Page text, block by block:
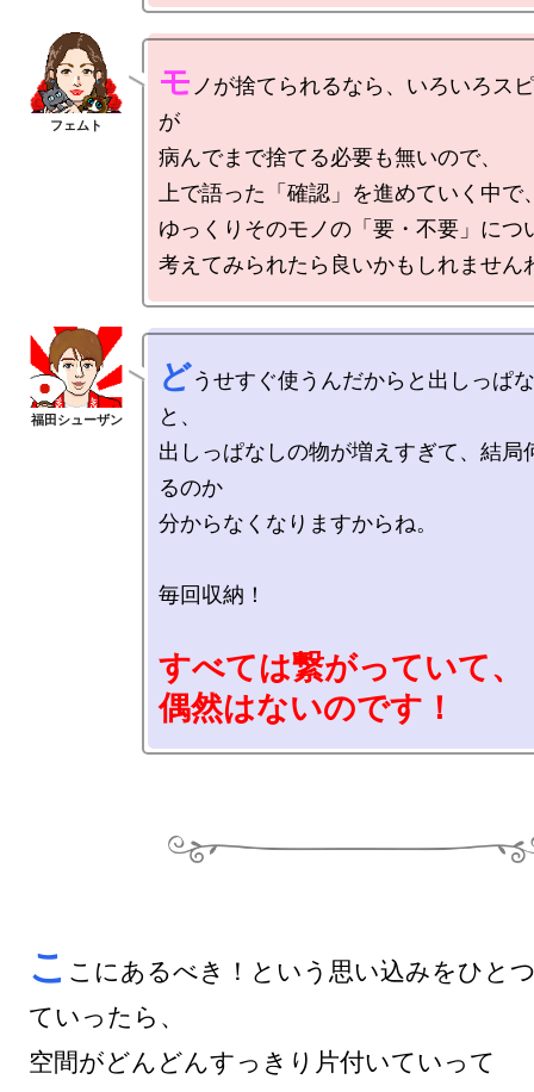
モ ノが捨てられるなら、いろいろス
が
病んでまで捨てる必要も無いので、
上で語った「確認」を進めていく中で
ゆっくりそのモノの「要・不要」につ
どうせすぐ使うんだからと出しっぱ
と、
出しっぱなしの物が増えすぎて、結局
るのか
分からなくなりますからね。
毎回収納！
すべては繋がっていて、
偶然はないのです！
こ こにあるべき！という思い込みをひと
ていったら、
空間がどんどんすっきり片付いていって